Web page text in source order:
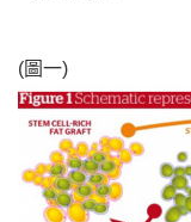
(圖一)